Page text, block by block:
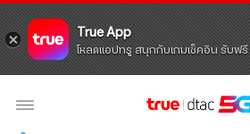
True App
โหลดแอปทรู สนุกกับเกมเช็คอิน รับฟ